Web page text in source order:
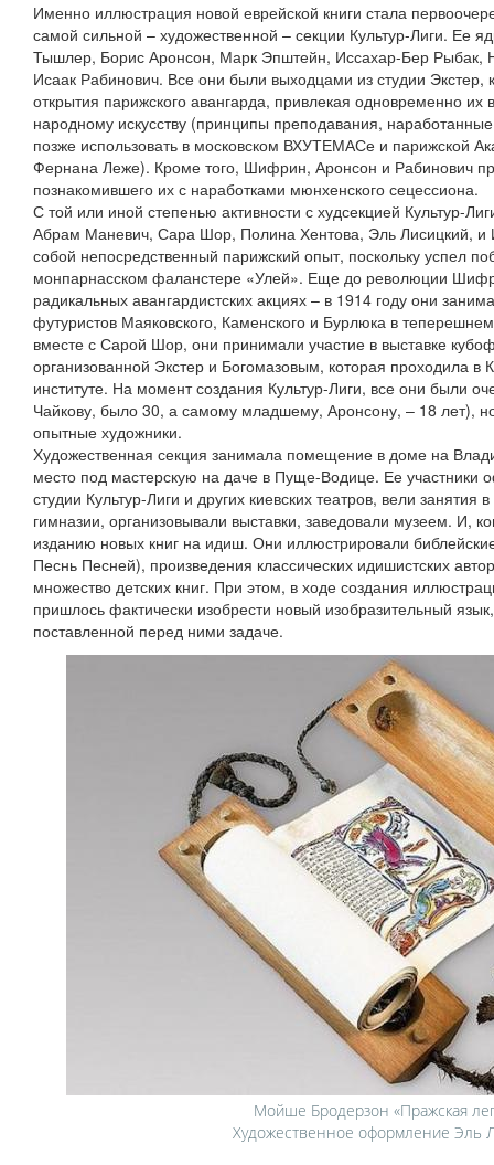
Именно иллюстрация новой еврейской книги стала
самой сильной – художественной – секции Культур-Лиги. Ее
Тышлер, Борис Аронсон, Марк Эпштейн, Иссахар-Бер
Исаак Рабинович. Все они были выходцами из студии Экстер,
открытия парижского авангарда, привлекая одновременно их
народному искусству (принципы преподавания, наработанные
позже использовать в московском ВХУТЕМАСе и парижской
Фернана Леже). Кроме того, Шифрин, Аронсон и Рабинович
познакомившего их с наработками мюнхенского сецессиона.
С той или иной степенью активности с худсекцией Культур-
Абрам Маневич, Сара Шор, Полина Хентова, Эль Лисицкий, и
собой непосредственный парижский опыт, поскольку успел
монпарнасском фаланстере «Улей». Еще до революции
радикальных авангардистских акциях – в 1914 году они
футуристов Маяковского, Каменского и Бурлюка в
вместе с Сарой Шор, они принимали участие в выставке
организованной Экстер и Богомазовым, которая проходила в
институте. На момент создания Культур-Лиги, все они были
Чайкову, было 30, а самому младшему, Аронсону, – 18 лет),
опытные художники.
Художественная секция занимала помещение в доме на
место под мастерскую на даче в Пуще-Водице. Ее участники
студии Культур-Лиги и других киевских театров, вели занятия
гимназии, организовывали выставки, заведовали музеем. И,
изданию новых книг на идиш. Они иллюстрировали
Песнь Песней), произведения классических идишистских
множество детских книг. При этом, в ходе создания
пришлось фактически изобрести новый изобразительный
поставленной перед ними задаче.
Мойше Бродерзон «Пражская
Художественное оформление Эль